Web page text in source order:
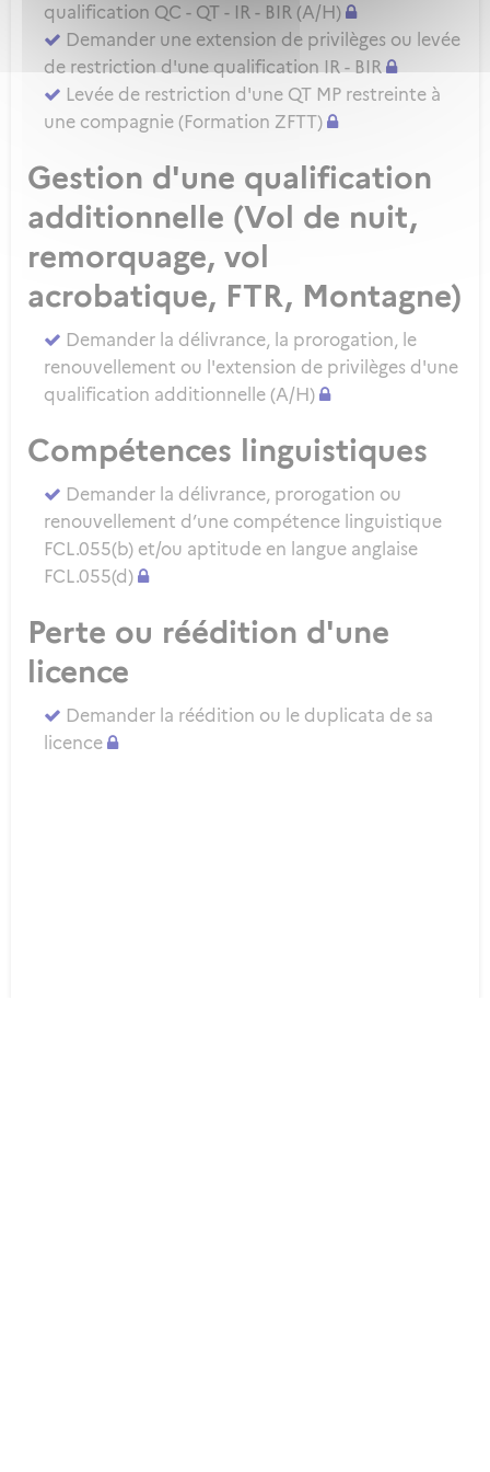
qualification QC - QT - IR - BIR (A/H)
Demander une extension de privilèges ou levée
de restriction d'une qualification IR - BIR
Levée de restriction d'une QT MP restreinte à
une compagnie (Formation ZFTT)
Gestion d'une qualification
additionnelle (Vol de nuit,
remorquage, vol
acrobatique, FTR, Montagne)
Demander la délivrance, la prorogation, le
renouvellement ou l'extension de privilèges d'une
qualification additionnelle (A/H)
Compétences linguistiques
Demander la délivrance, prorogation ou
renouvellement d’une compétence linguistique
FCL.055(b) et/ou aptitude en langue anglaise
FCL.055(d)
Perte ou réédition d'une
licence
Demander la réédition ou le duplicata de sa
licence